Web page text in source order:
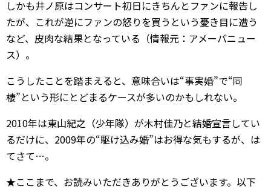
しかも井ノ原はコンサート初日にきちんとファンに報告し
たが、これが逆にファンの怒りを買うという憂き目に遭う
など、皮肉な結果となっている（情報元：アメーバニュー
ス）。
こうしたことを踏まえると、意味合いは“事実婚”で“同
棲”という形にとどまるケースが多いのかもしれない。
2010年は東山紀之（少年隊）が木村佳乃と結婚宣言してい
るだけに、2009年の“駆け込み婚”はお得な気もするが、は
てさて…。
★ここまで、お読みいただきありがとうございます。以下